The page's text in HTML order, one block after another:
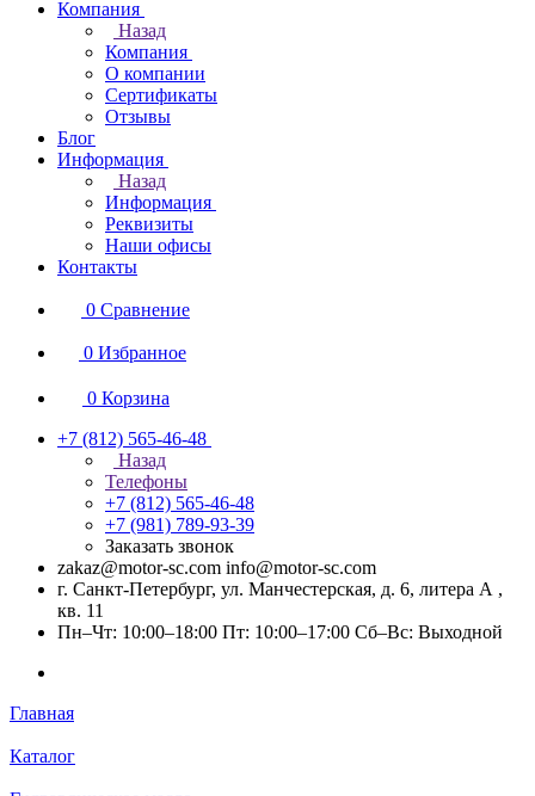
Компания
Назад
Компания
О компании
Сертификаты
Отзывы
Блог
Информация
Назад
Информация
Реквизиты
Наши офисы
Контакты
0 Сравнение
0 Избранное
0 Корзина
+7 (812) 565-46-48
Назад
Телефоны
+7 (812) 565-46-48
+7 (981) 789-93-39
Заказать звонок
zakaz@motor-sc.com info@motor-sc.com
г. Санкт-Петербург, ул. Манчестерская, д. 6, литера А ,
кв. 11
Пн–Чт: 10:00–18:00 Пт: 10:00–17:00 Сб–Вс: Выходной
Главная
Каталог